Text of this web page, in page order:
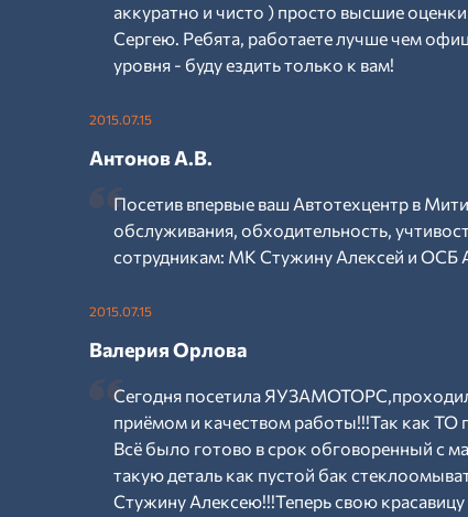
аккуратно и чисто ) просто высшие
Сергею. Ребята, работаете лучше чем
уровня - буду ездить только к вам!
2015.07.15
Антонов А.В.
Посетив впервые ваш Автотехцентр в
обслуживания, обходительность,
сотрудникам: МК Стужину Алексей и ОСБ
2015.07.15
Валерия Орлова
Сегодня посетила
приёмом и качеством работы!!!Так как ТО
Всё было готово в срок обговоренный с
такую деталь как пустой бак
Стужину Алексею!!!Теперь свою